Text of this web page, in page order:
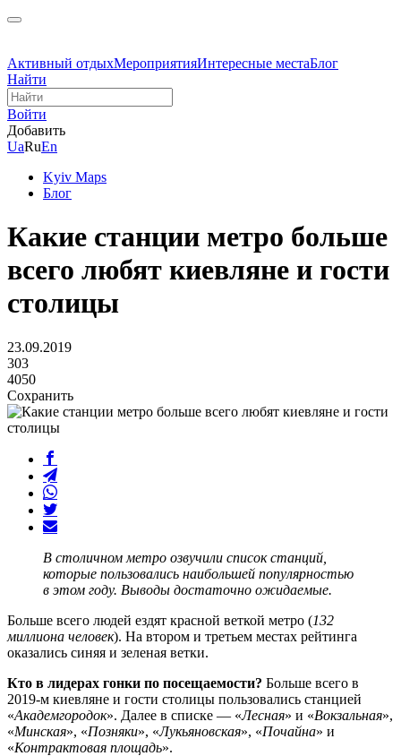
Активный отдыхМероприятияИнтересные местаБлог
Найти
Войти
Добавить
UaRuEn
Kyiv Maps
Блог
Какие станции метро больше
всего любят киевляне и гости
столицы
23.09.2019
303
4050
Сохранить
В столичном метро озвучили список станций,
которые пользовались наибольшей популярностью
в этом году. Выводы достаточно ожидаемые.
Больше всего людей ездят красной веткой метро (132
миллиона человек). На втором и третьем местах рейтинга
оказались синяя и зеленая ветки.
Кто в лидерах гонки по посещаемости? Больше всего в
2019-м киевляне и гости столицы пользовались станцией
«Академгородок». Далее в списке — «Лесная» и «Вокзальная»,
«Минская», «Позняки», «Лукьяновская», «Почайна» и
«Контрактовая площадь».